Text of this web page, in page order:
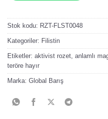
Stok kodu: RZT-FLST0048
Kategoriler: Filistin
Etiketler: aktivist rozet, anlamlı
teröre hayır
Marka: Global Barış